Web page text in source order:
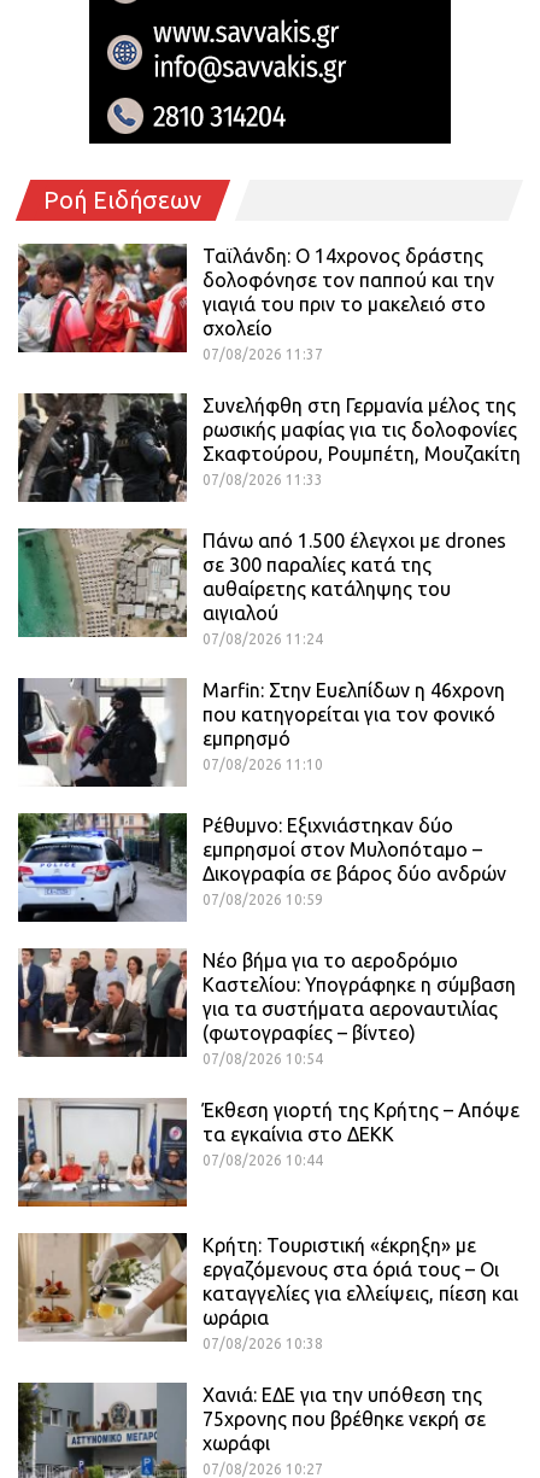
Ροή Ειδήσεων
Ταϊλάνδη: Ο 14χρονος δράστης
δολοφόνησε τον παππού και την
γιαγιά του πριν το μακελειό στο
σχολείο
07/08/2026 11:37
Συνελήφθη στη Γερμανία μέλος της
ρωσικής μαφίας για τις δολοφονίες
Σκαφτούρου, Ρουμπέτη, Μουζακίτη
07/08/2026 11:33
Πάνω από 1.500 έλεγχοι με drones
σε 300 παραλίες κατά της
αυθαίρετης κατάληψης του
αιγιαλού
07/08/2026 11:24
Marfin: Στην Ευελπίδων η 46χρονη
που κατηγορείται για τον φονικό
εμπρησμό
07/08/2026 11:10
Ρέθυμνο: Εξιχνιάστηκαν δύο
εμπρησμοί στον Μυλοπόταμο –
Δικογραφία σε βάρος δύο ανδρών
07/08/2026 10:59
Νέο βήμα για το αεροδρόμιο
Καστελίου: Υπογράφηκε η σύμβαση
για τα συστήματα αεροναυτιλίας
(φωτογραφίες – βίντεο)
07/08/2026 10:54
Έκθεση γιορτή της Κρήτης – Απόψε
τα εγκαίνια στο ΔΕΚΚ
07/08/2026 10:44
Κρήτη: Τουριστική «έκρηξη» με
εργαζόμενους στα όριά τους – Οι
καταγγελίες για ελλείψεις, πίεση και
ωράρια
07/08/2026 10:38
Χανιά: ΕΔΕ για την υπόθεση της
75χρονης που βρέθηκε νεκρή σε
χωράφι
07/08/2026 10:27